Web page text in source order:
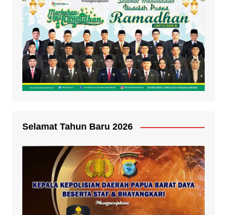
Selamat Tahun Baru 2026